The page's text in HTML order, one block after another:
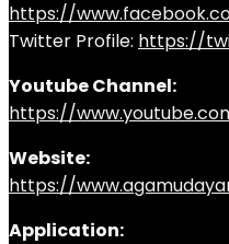
https://
Twitter Profile: https://
Youtube Channel:
https://
Website:
https://
Application: